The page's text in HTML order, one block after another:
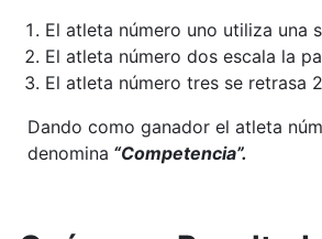
El atleta número uno utiliza una
El atleta número dos escala la
El atleta número tres se retrasa
Dando como ganador el atleta
denomina “Competencia”.